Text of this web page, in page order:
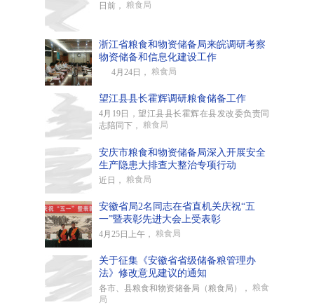
日前， 粮食局
浙江省粮食和物资储备局来皖调研考察
物资储备和信息化建设工作
4月24日， 粮食局
望江县县长霍辉调研粮食储备工作
4月19日，望江县县长霍辉在县发改委负责同
志陪同下， 粮食局
安庆市粮食和物资储备局深入开展安全
生产隐患大排查大整治专项行动
近日， 粮食局
安徽省局2名同志在省直机关庆祝“五
一”暨表彰先进大会上受表彰
4月25日上午， 粮食局
关于征集《安徽省省级储备粮管理办
法》修改意见建议的通知
各市、县粮食和物资储备局（粮食局）， 粮食
局